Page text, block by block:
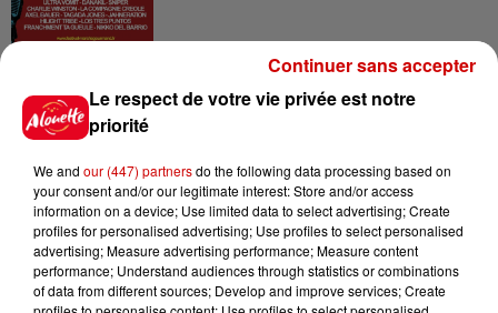
Le Duel - Gagnez vos entrées
pour l'un des zoos de nos
Destination Vacances - Gagnez
votre séjour en famille au cœur
de la...
Le respect de votre vie privée est notre
priorité
We and our (447) partnersdo the following data processing based on
your consent and/or our legitimate interest: Store and/or access
information on a device; Use limited data to select advertising; Create
profiles for personalised advertising; Use profiles to select personalised
advertising; Measure advertising performance; Measure content
performance; Understand audiences through statistics or combinations
of data from different sources; Develop and improve services; Create
Continuer sans accepter